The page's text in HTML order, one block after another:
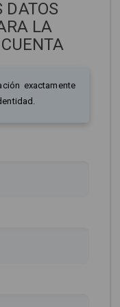
DATOS
LA
exactamente